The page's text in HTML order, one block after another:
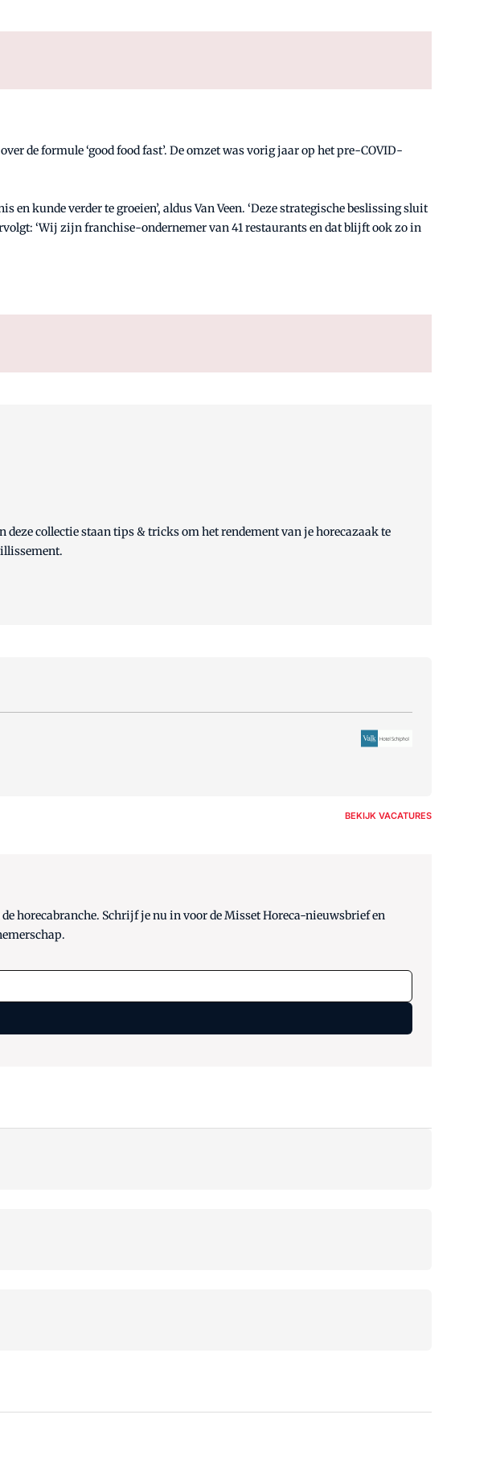
de formule ‘good food fast’. De omzet was vorig jaar op het pre-COVID-
kunde verder te groeien’, aldus Van Veen. ‘Deze strategische beslissing sluit
‘Wij zijn franchise-ondernemer van 41 restaurants en dat blijft ook zo in
collectie staan tips & tricks om het rendement van je horecazaak te
BEKIJK VACATURES
horecabranche. Schrijf je nu in voor de Misset Horeca-nieuwsbrief en